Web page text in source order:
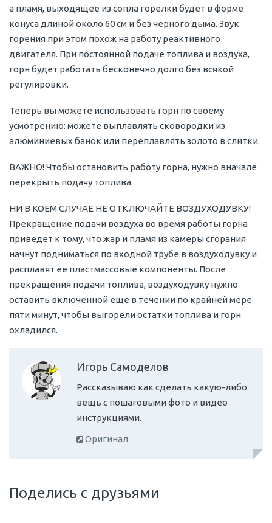
а пламя, выходящее из сопла горелки будет в форме
конуса длиной около 60 см и без черного дыма. Звук
горения при этом похож на работу реактивного
двигателя. При постоянной подаче топлива и воздуха,
горн будет работать бесконечно долго без всякой
регулировки.
Теперь вы можете использовать горн по своему
усмотрению: можете выплавлять сковородки из
алюминиевых банок или переплавлять золото в слитки.
ВАЖНО! Чтобы остановить работу горна, нужно вначале
перекрыть подачу топлива.
НИ В КОЕМ СЛУЧАЕ НЕ ОТКЛЮЧАЙТЕ ВОЗДУХОДУВКУ!
Прекращение подачи воздуха во время работы горна
приведет к тому, что жар и пламя из камеры сгорания
начнут подниматься по входной трубе в воздуходувку и
расплавят ее пластмассовые компоненты. После
прекращения подачи топлива, воздуходувку нужно
оставить включенной еще в течении по крайней мере
пяти минут, чтобы выгорели остатки топлива и горн
охладился.
Игорь Самоделов
Рассказываю как сделать какую-либо
вещь с пошаговыми фото и видео
инструкциями.
Оригинал
Поделись с друзьями